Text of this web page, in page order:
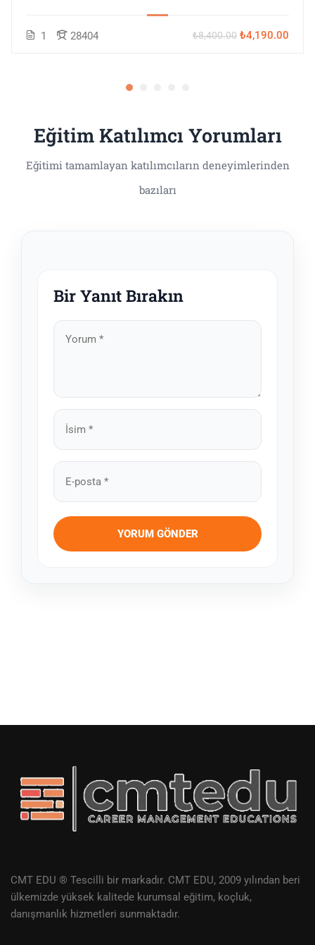
1 28404 ₺8,400.00 ₺4,190.00
Eğitim Katılımcı Yorumları
Bir Yanıt Bırakın
CMT EDU ® Tescilli bir markadır. CMT EDU, 2009 yılından beri
ülkemizde yüksek kalitede kurumsal eğitim, koçluk,
danışmanlık hizmetleri sunmaktadır.